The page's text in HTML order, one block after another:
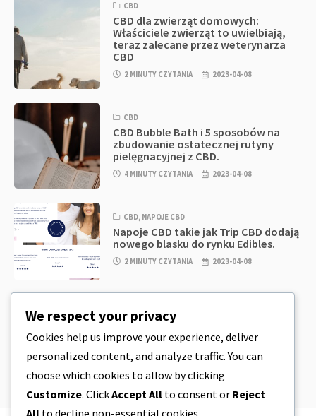
CBD
CBD dla zwierząt domowych:
Właściciele zwierząt to uwielbiają,
teraz zalecane przez weterynarza
CBD
2 MINUTY CZYTANIA 2023-04-08
CBD
CBD Bubble Bath i 5 sposobów na
zbudowanie ostatecznej rutyny
pielęgnacyjnej z CBD.
4 MINUTY CZYTANIA 2023-04-08
CBD, NAPOJE CBD
Napoje CBD takie jak Trip CBD dodają
nowego blasku do rynku Edibles.
2 MINUTY CZYTANIA 2023-04-08
CBD EDIBLES
CBD Cookie Dough & Incredibly
Simple CBD Edibles You Can Make at
Home
4 MINUTY CZYTANIA
We respect your privacy
Cookies help us improve your experience, deliver
personalized content, and analyze traffic. You can
choose which cookies to allow by clicking
Customize. ClickAccept All to consent or Reject
All to decline non-essential cookies.